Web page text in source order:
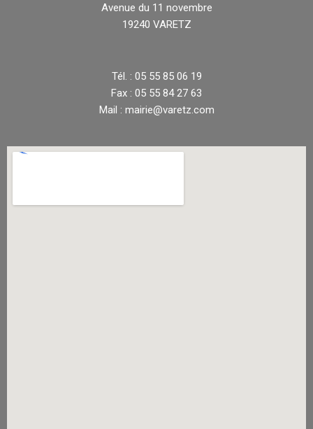
Avenue du 11 novembre
19240 VARETZ
Tél. : 05 55 85 06 19
Fax : 05 55 84 27 63
Mail : mairie@varetz.com